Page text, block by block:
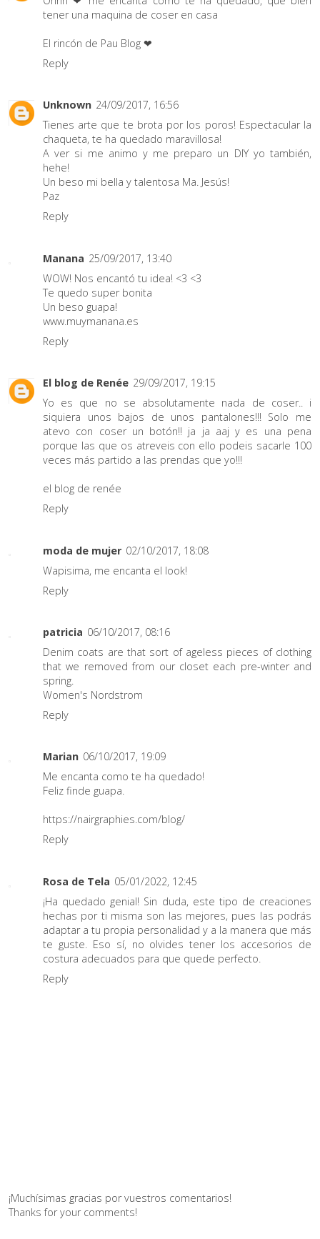
tener una maquina de coser en casa
El rincón de Pau Blog ❤
Reply
Unknown 24/09/2017, 16:56
Tienes arte que te brota por los poros! Espectacular la
chaqueta, te ha quedado maravillosa!
A ver si me animo y me preparo un DIY yo también,
hehe!
Un beso mi bella y talentosa Ma. Jesús!
Paz
Reply
Manana 25/09/2017, 13:40
WOW! Nos encantó tu idea! <3 <3
Te quedo super bonita
Un beso guapa!
www.muymanana.es
Reply
El blog de Renée 29/09/2017, 19:15
Yo es que no se absolutamente nada de coser.. i
siquiera unos bajos de unos pantalones!!! Solo me
atevo con coser un botón!! ja ja aaj y es una pena
porque las que os atreveis con ello podeis sacarle 100
veces más partido a las prendas que yo!!!
el blog de renée
Reply
moda de mujer 02/10/2017, 18:08
Wapisima, me encanta el look!
Reply
patricia 06/10/2017, 08:16
Denim coats are that sort of ageless pieces of clothing
that we removed from our closet each pre-winter and
spring.
Women's Nordstrom
Reply
Marian 06/10/2017, 19:09
Me encanta como te ha quedado!
Feliz finde guapa.
https://nairgraphies.com/blog/
Reply
Rosa de Tela 05/01/2022, 12:45
¡Ha quedado genial! Sin duda, este tipo de creaciones
hechas por ti misma son las mejores, pues las podrás
adaptar a tu propia personalidad y a la manera que más
te guste. Eso sí, no olvides tener los accesorios de
costura adecuados para que quede perfecto.
Reply
¡Muchísimas gracias por vuestros comentarios!
Thanks for your comments!